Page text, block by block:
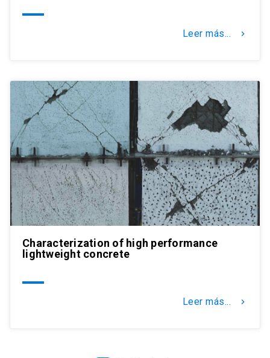
Leer más... keyboard_arrow_right
Characterization of high performance
lightweight concrete
Leer más... keyboard_arrow_right